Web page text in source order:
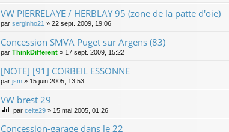
VW PIERRELAYE / HERBLAY 95 (zone de la patte d'oie)
par serginho21 » 22 sept. 2009, 19:06
Concession SMVA Puget sur Argens (83)
par ThinkDifferent » 17 sept. 2009, 15:22
[NOTE] [91] CORBEIL ESSONNE
par jsm » 15 juin 2005, 13:53
VW brest 29
par celte29 » 15 mai 2005, 01:26
Concession-garage dans le 22